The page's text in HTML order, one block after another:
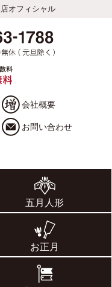
オフィシャル
会社概要
お問い合わせ
五月人形
お正月